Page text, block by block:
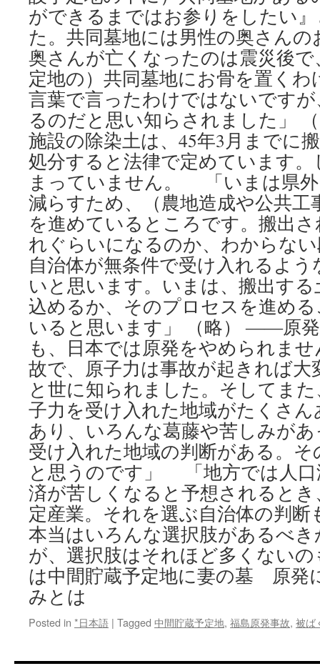
ができるまではお参りをしたい
た。共同墓地には男性の奥さん
奥さんが亡くなったのは震災後
定地の）共同墓地にお骨を置く
言葉で言ったわけではないです
るのだと思い知らされました」
施設の除染土は、45年3月までに
処分すると法律で定めています
まっていません。 「いまは県
減らすため、（農地造成や公共工
を進めているところです。搬出
れぐらいになるのか、わからな
自治体が無条件で受け入れるよ
いと思います。いまは、搬出す
込めるか、そのプロセスを進め
いると思います」 （略） ――原
も、日本では原発をやめられま
故で、原子力は事故が起きれば
と世に知られました。そしてま
子力を受け入れた地域がたくさ
あり、いろんな葛藤や苦しみが
受け入れた地域の判断がある。
と思うのです」 「地方では人口
済が苦しくなると予想されると
定産業。それを選ぶ自治体の判
本当はいろんな選択肢があるべ
が、選択肢はそれほど多くない
は中間貯蔵予定地に妻の墓 原発
みとは
Posted in *日本語 | Tagged 中間貯蔵予定地, 福島原発事故, 被ば